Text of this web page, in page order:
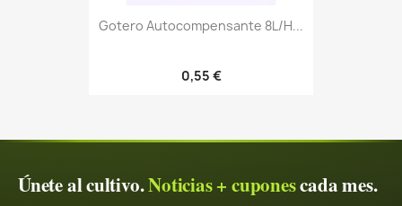
Gotero Autocompensante 8L/h...
0,55 €
Únete al cultivo.Noticias + cuponescada mes.